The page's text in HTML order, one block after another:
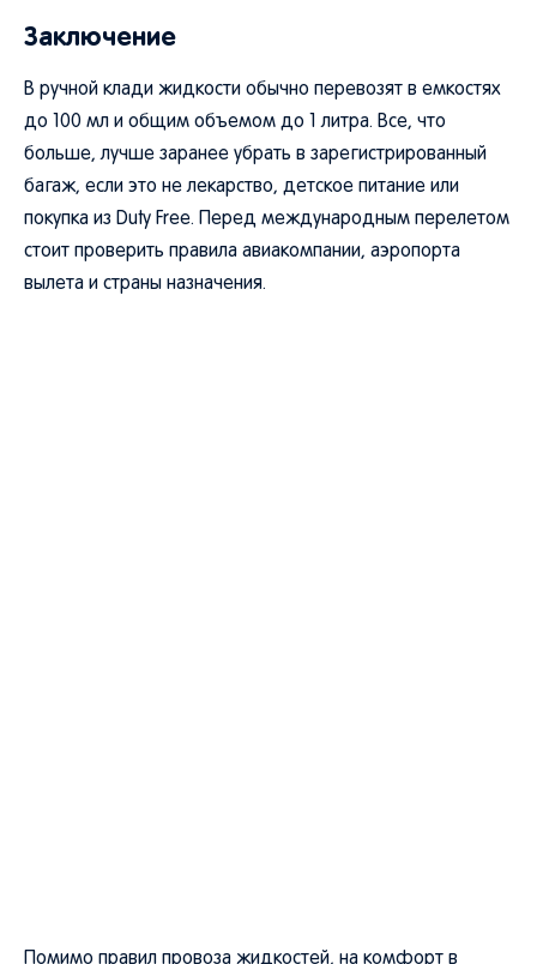
Заключение
В ручной клади жидкости обычно перевозят в емкостях
до 100 мл и общим объемом до 1 литра. Все, что
больше, лучше заранее убрать в зарегистрированный
багаж, если это не лекарство, детское питание или
покупка из Duty Free. Перед международным перелетом
стоит проверить правила авиакомпании, аэропорта
вылета и страны назначения.
Помимо правил провоза жидкостей, на комфорт в